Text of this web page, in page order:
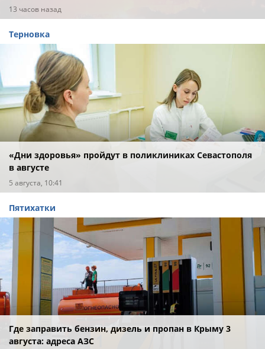
13 часов назад
Терновка
«Дни здоровья» пройдут в поликлиниках Севастополя
в августе
5 августа, 10:41
Пятихатки
Где заправить бензин, дизель и пропан в Крыму 3
августа: адреса АЗС